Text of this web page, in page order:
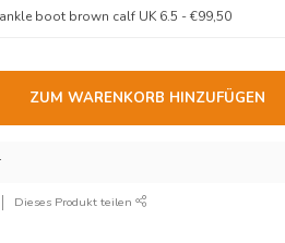
ZUM WARENKORB HINZUFÜGEN
Dieses Produkt teilen